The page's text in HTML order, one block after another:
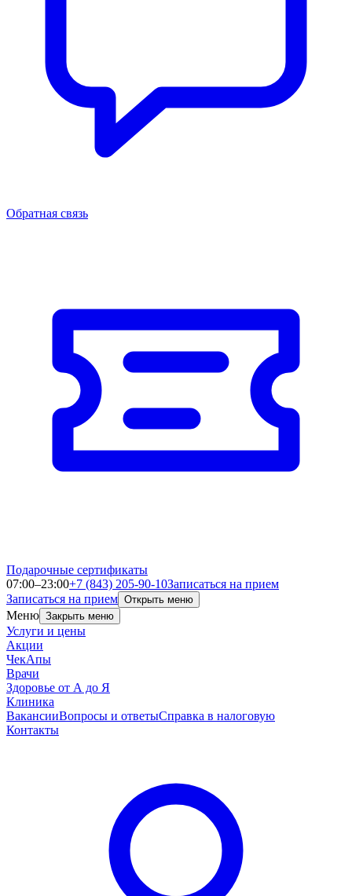
Обратная связь
Подарочные сертификаты
07:00–23:00+7 (843) 205-90-10Записаться на прием
Записаться на прием Открыть меню
Меню Закрыть меню
Услуги и цены
Акции
ЧекАпы
Врачи
Здоровье от А до Я
Клиника
ВакансииВопросы и ответыСправка в налоговую
Контакты